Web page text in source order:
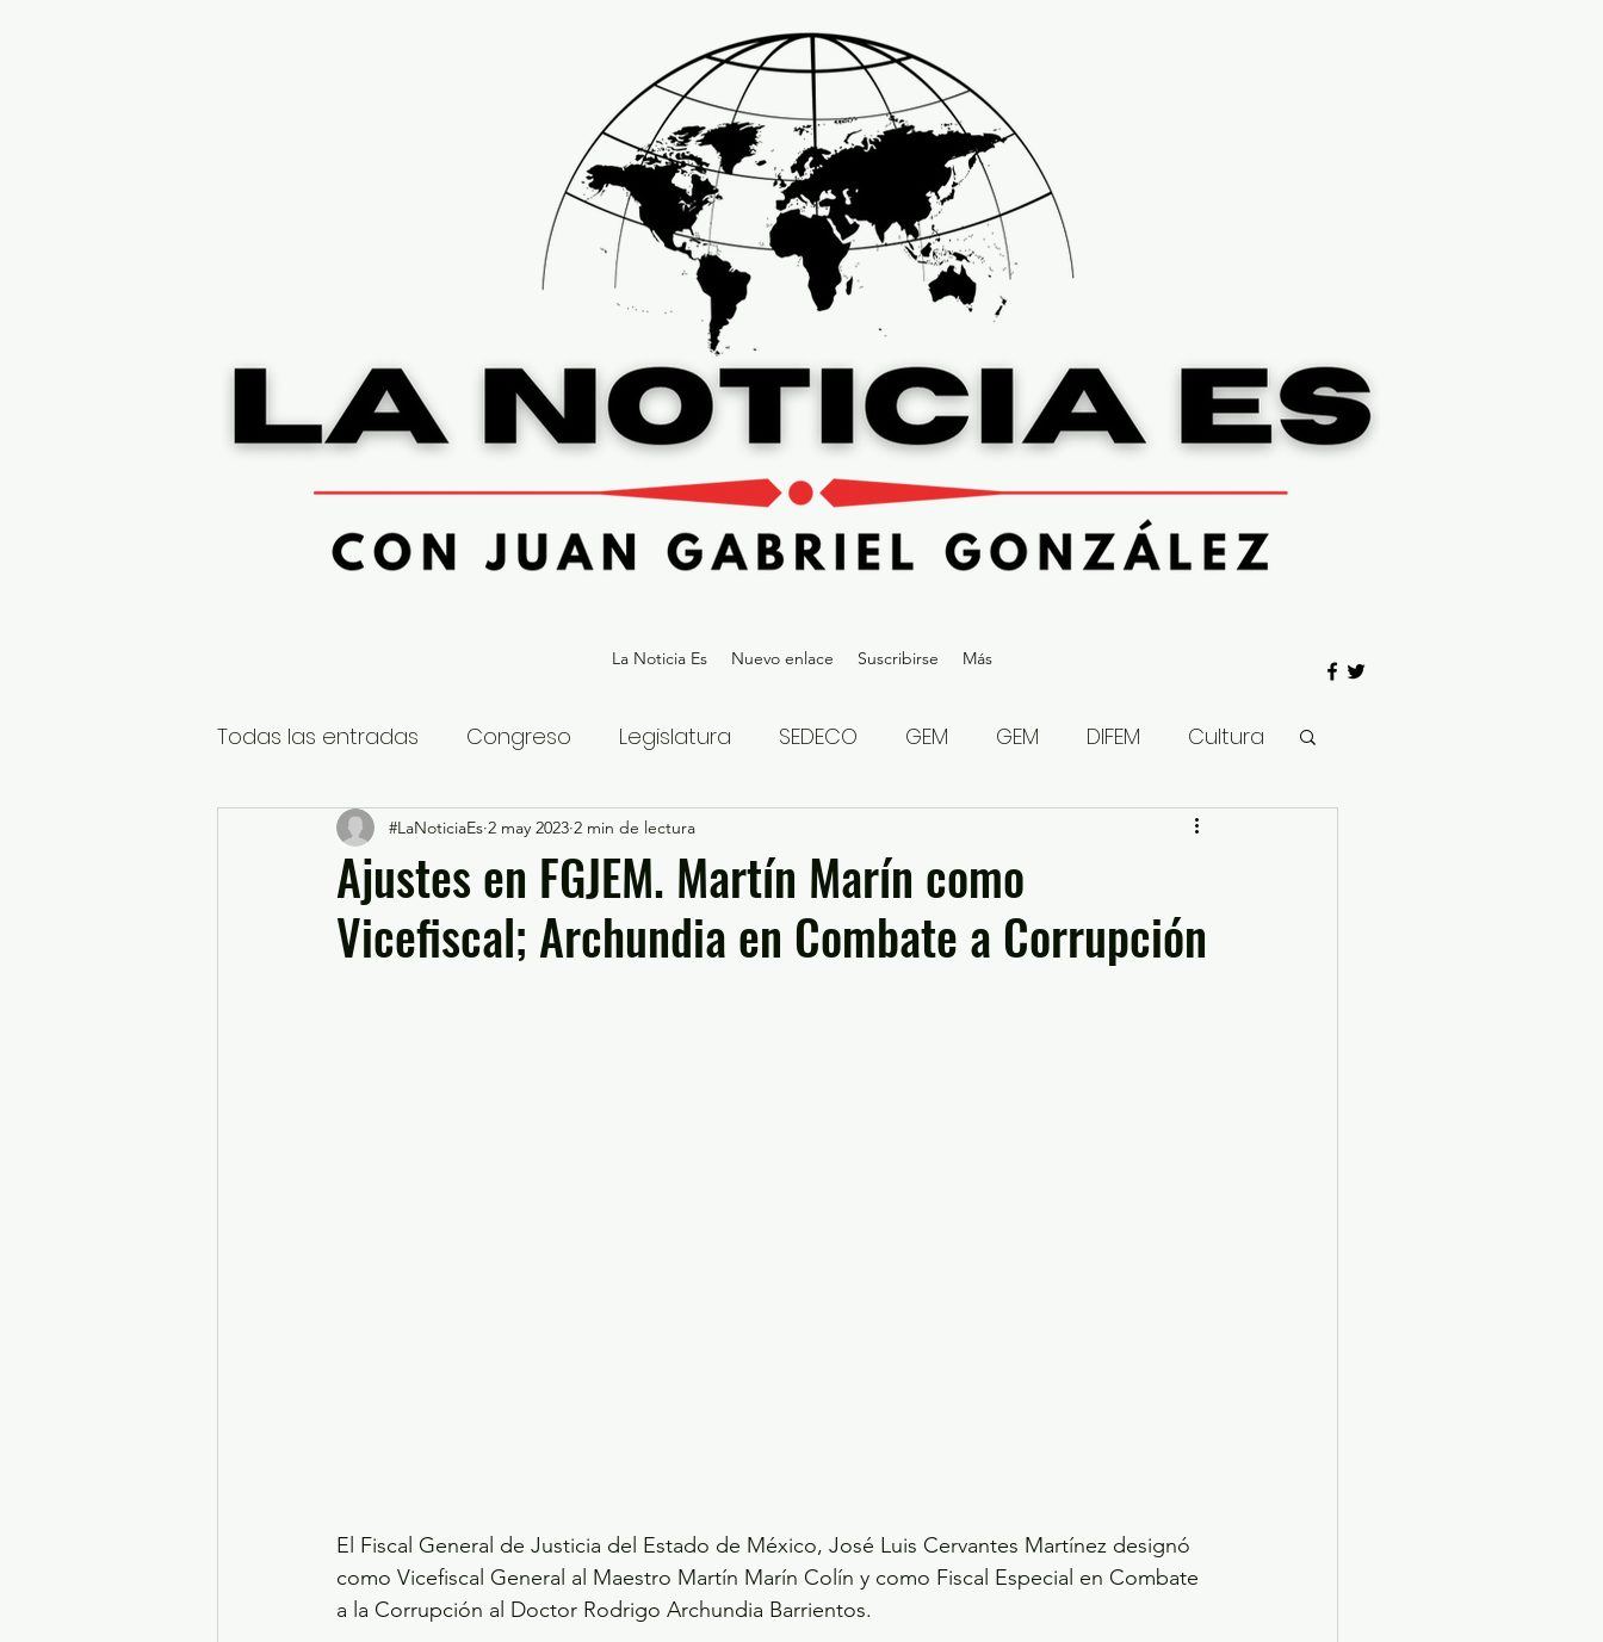
La Noticia Es Nuevo enlace Suscribirse Más
Todas las entradas Congreso Legislatura SEDECO GEM GEM DIFEM Cultura
Nacional Estatal Gubernatura Edoméx 2023
Educación y Cultura Seguridad y Justicia Denuncia Ciudadana
Ajustes en FGJEM. Martín Marín como
Vicefiscal; Archundia en Combate a Corrupción
#LaNoticiaEs 2 may 2023 2 min de lectura
El Fiscal General de Justicia del Estado de México, José Luis Cervantes Martínez designó
como Vicefiscal General al Maestro Martín Marín Colín y como Fiscal Especial en Combate
a la Corrupción al Doctor Rodrigo Archundia Barrientos.